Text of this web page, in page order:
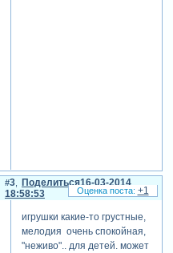
Поделиться
3
16-03-2014
18:58:53
игрушки какие-то грустные,
мелодия очень спокойная,
"неживо".. для детей. может
+1